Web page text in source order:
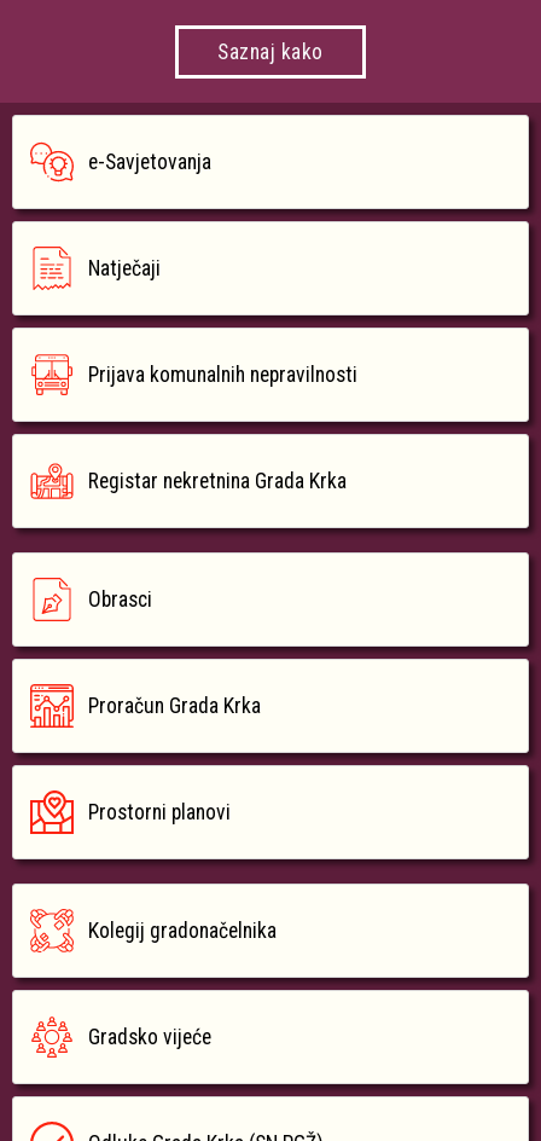
Saznaj kako
e-Savjetovanja
Natječaji
Prijava komunalnih nepravilnosti
Registar nekretnina Grada Krka
Obrasci
Proračun Grada Krka
Prostorni planovi
Kolegij gradonačelnika
Gradsko vijeće